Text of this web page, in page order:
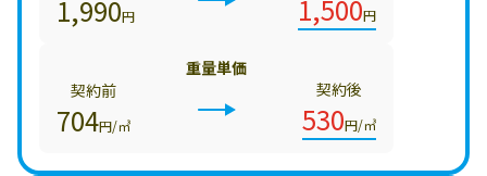
1,990円 1,500円
重量単価
契約前
704円/㎥
契約後
530円/㎥